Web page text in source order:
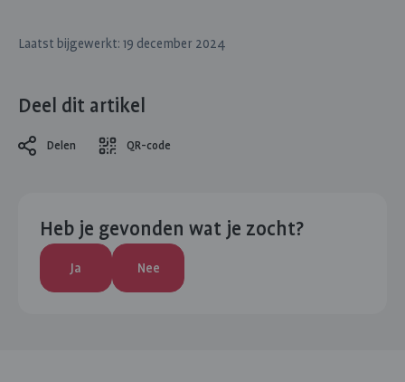
Laatst bijgewerkt: 19 december 2024
Deel dit artikel
Delen QR-code
Heb je gevonden wat je zocht?
Ja Nee